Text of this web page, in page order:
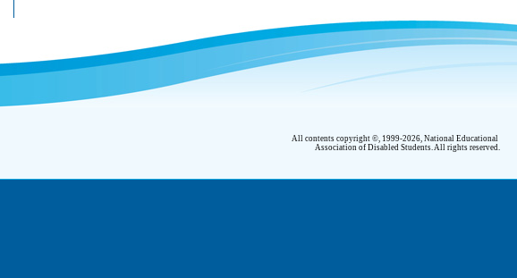
All contents copyright ©, 1999-2026, National Educational
Association of Disabled Students. All rights reserved.